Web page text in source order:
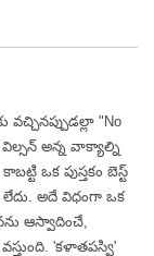
వచ్చినప్పుడల్లా "No
విల్సన్ అన్న వాక్యాల్ని
ఒక పుస్తకం బెస్ట్
అదే విధంగా ఒక
ఆస్వాదించే,
'కళాతపస్వి'